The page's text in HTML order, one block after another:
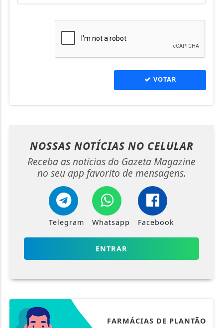
VOTAR
NOSSAS NOTÍCIAS NO CELULAR
Receba as notícias do Gazeta Magazine
no seu app favorito de mensagens.
Telegram Whatsapp Facebook
ENTRAR
FARMÁCIAS DE PLANTÃO